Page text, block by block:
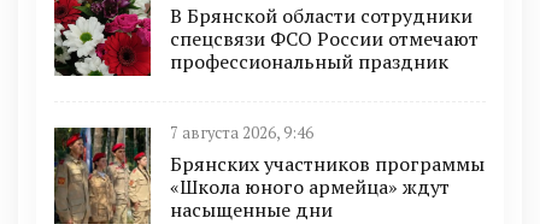
В Брянской области сотрудники
спецсвязи ФСО России отмечают
профессиональный праздник
7 августа 2026, 9:46
Брянских участников программы
«Школа юного армейца» ждут
насыщенные дни